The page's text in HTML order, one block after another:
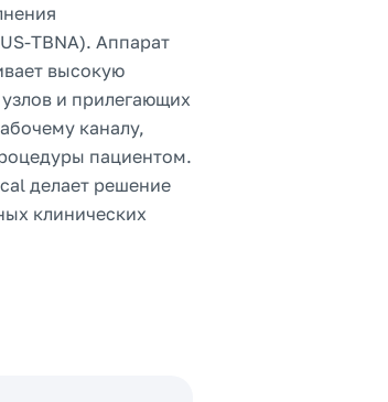
TBNA). Аппарат
высокую
и прилегающих
каналу,
пациентом.
делает решение
клинических